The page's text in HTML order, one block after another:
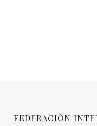
FEDERACIÓN